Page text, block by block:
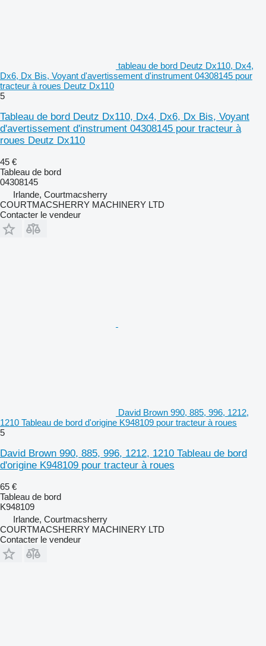
tableau de bord Deutz Dx110, Dx4,
Dx6, Dx Bis, Voyant d'avertissement d'instrument 04308145 pour
tracteur à roues Deutz Dx110
5
Tableau de bord Deutz Dx110, Dx4, Dx6, Dx Bis, Voyant
d'avertissement d'instrument 04308145 pour tracteur à
roues Deutz Dx110
45 €
Tableau de bord
04308145
Irlande, Courtmacsherry
COURTMACSHERRY MACHINERY LTD
Contacter le vendeur
David Brown 990, 885, 996, 1212,
1210 Tableau de bord d'origine K948109 pour tracteur à roues
5
David Brown 990, 885, 996, 1212, 1210 Tableau de bord
d'origine K948109 pour tracteur à roues
65 €
Tableau de bord
K948109
Irlande, Courtmacsherry
COURTMACSHERRY MACHINERY LTD
Contacter le vendeur